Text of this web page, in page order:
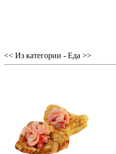
<< Из категории - Еда >>